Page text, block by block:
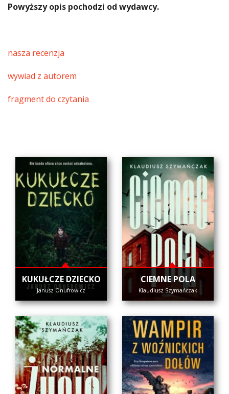
Powyższy opis pochodzi od wydawcy.
nasza recenzja
wywiad z autorem
fragment do czytania
KUKUŁCZE DZIECKO
Janusz Onufrowicz
CIEMNE POLA
Klaudiusz Szymańczak